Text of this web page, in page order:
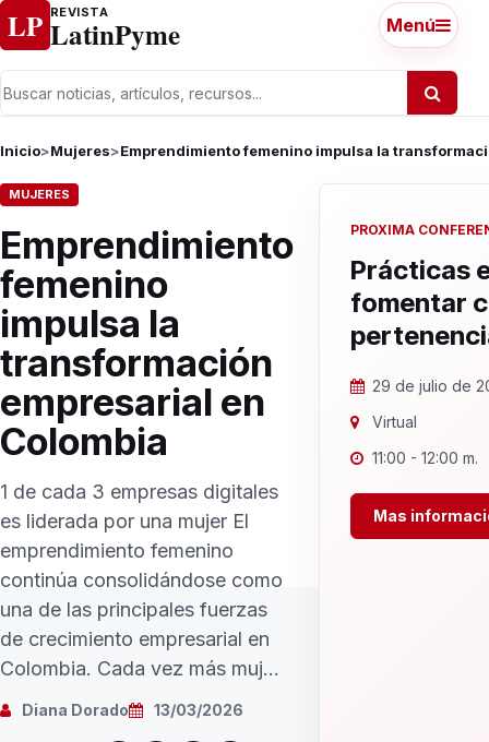
Ir al contenido
LP REVISTA
LatinPyme Menú
Inicio>Mujeres>Emprendimiento femenino impulsa la
MUJERES
Emprendimiento
femenino
impulsa la
transformación
empresarial en
Colombia
1 de cada 3 empresas digitales
es liderada por una mujer El
emprendimiento femenino
continúa consolidándose como
una de las principales fuerzas
de crecimiento empresarial en
Colombia. Cada vez más muj...
Diana Dorado 13/03/2026
PROXIMA
Prácticas
fomentar
29 de julio de
Virtual
11:00 - 12:00 m.
Mas